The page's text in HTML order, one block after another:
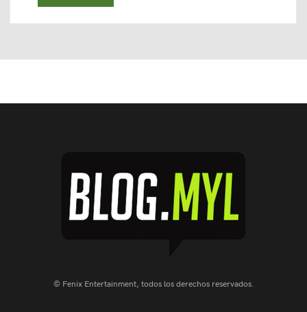
© Fenix Entertainment, todos los derechos reservados.